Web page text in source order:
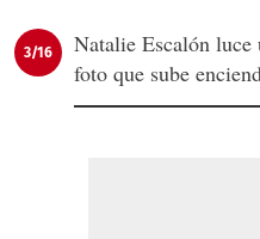
3/16
Natalie Escalón luce
foto que sube